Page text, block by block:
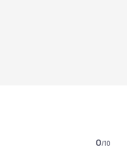
0/10